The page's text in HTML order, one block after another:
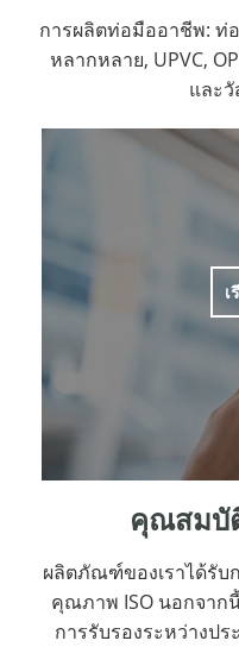
การผลิตท่อมืออาชีพ: ท่
หลากหลาย, UPVC,
และ
เ
คุณสมบั
ผลิตภัณฑ์ของเราได้รับ
คุณภาพ ISO นอกจาก
การรับรองระหว่างปร